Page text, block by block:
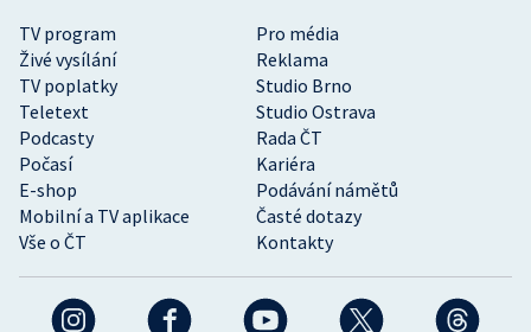
TV program
Pro média
Živé vysílání
Reklama
TV poplatky
Studio Brno
Teletext
Studio Ostrava
Podcasty
Rada ČT
Počasí
Kariéra
E-shop
Podávání námětů
Mobilní a TV aplikace
Časté dotazy
Vše o ČT
Kontakty